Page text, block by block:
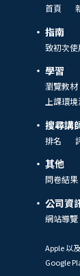
首頁
指南
致初次使
學習
瀏覽教材
上課環
搜尋講
排名
其他
問卷結
公司資
網站導覽
Apple 以
Google